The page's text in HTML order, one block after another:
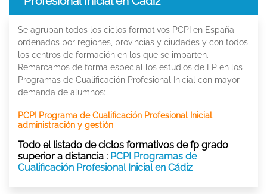
Se agrupan todos los ciclos formativos PCPI en España
ordenados por regiones, provincias y ciudades y con todos
los centros de formación en los que se imparten.
Remarcamos de forma especial los estudios de FP en los
Programas de Cualificación Profesional Inicial con mayor
demanda de alumnos:
PCPI Programa de Cualificación Profesional Inicial
administración y gestión
Todo el listado de ciclos formativos de fp grado
superior a distancia : PCPI Programas de
Cualificación Profesional Inicial en Cádiz